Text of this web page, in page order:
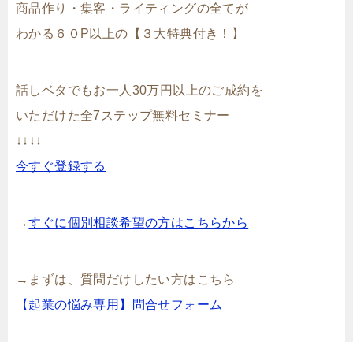
商品作り・集客・ライティングの全てが
わかる６０P以上の【３大特典付き！】
話しベタでもお一人30万円以上のご成約を
いただけた全7ステップ無料セミナー
↓↓↓↓
今すぐ登録する
→すぐに個別相談希望の方はこちらから
→まずは、質問だけしたい方はこちら
【起業の悩み専用】問合せフォーム